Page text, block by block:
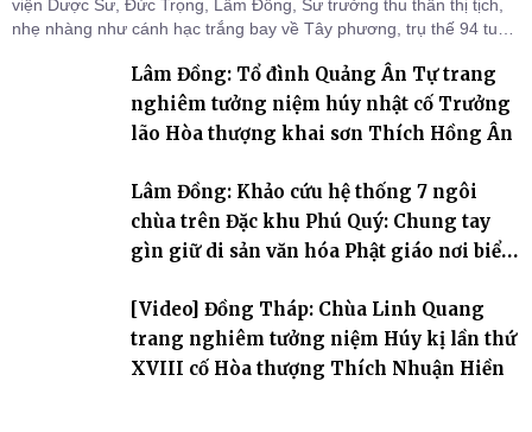
viện Dược Sư, Đức Trọng, Lâm Đồng, Sư trưởng thu thần thị tịch,
nhẹ nhàng như cánh hạc trắng bay về Tây phương, trụ thế 94 tuổi
Lâm Đồng: Tổ đình Quảng Ân Tự trang
nghiêm tưởng niệm húy nhật cố Trưởng
lão Hòa thượng khai sơn Thích Hồng Ân
Lâm Đồng: Khảo cứu hệ thống 7 ngôi
chùa trên Đặc khu Phú Quý: Chung tay
gìn giữ di sản văn hóa Phật giáo nơi biển
[Video] Đồng Tháp: Chùa Linh Quang
trang nghiêm tưởng niệm Húy kị lần thứ
XVIII cố Hòa thượng Thích Nhuận Hiền